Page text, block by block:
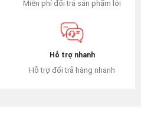
Miễn phí đổi trả sản phẩm lỗi
Hỗ trợ nhanh
Hỗ trợ đổi trả hàng nhanh